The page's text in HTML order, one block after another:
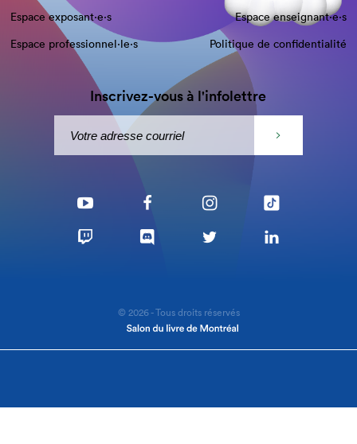
Espace exposant·e⋅s
Espace enseignant·e⋅s
Espace professionnel·le⋅s
Politique de confidentialité
Inscrivez-vous à l'infolettre
© 2026 - Tous droits réservés